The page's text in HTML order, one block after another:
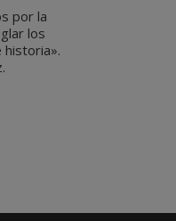
por la
los